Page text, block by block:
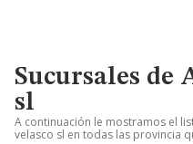
Sucursales de
sl
A continuación le mostramos el
velasco sl en todas las provincia